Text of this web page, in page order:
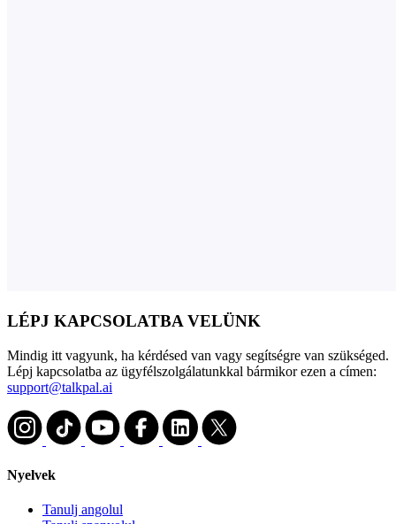
LÉPJ KAPCSOLATBA VELÜNK
Mindig itt vagyunk, ha kérdésed van vagy segítségre van szükséged.
Lépj kapcsolatba az ügyfélszolgálatunkkal bármikor ezen a címen:
support@talkpal.ai
Nyelvek
Tanulj angolul